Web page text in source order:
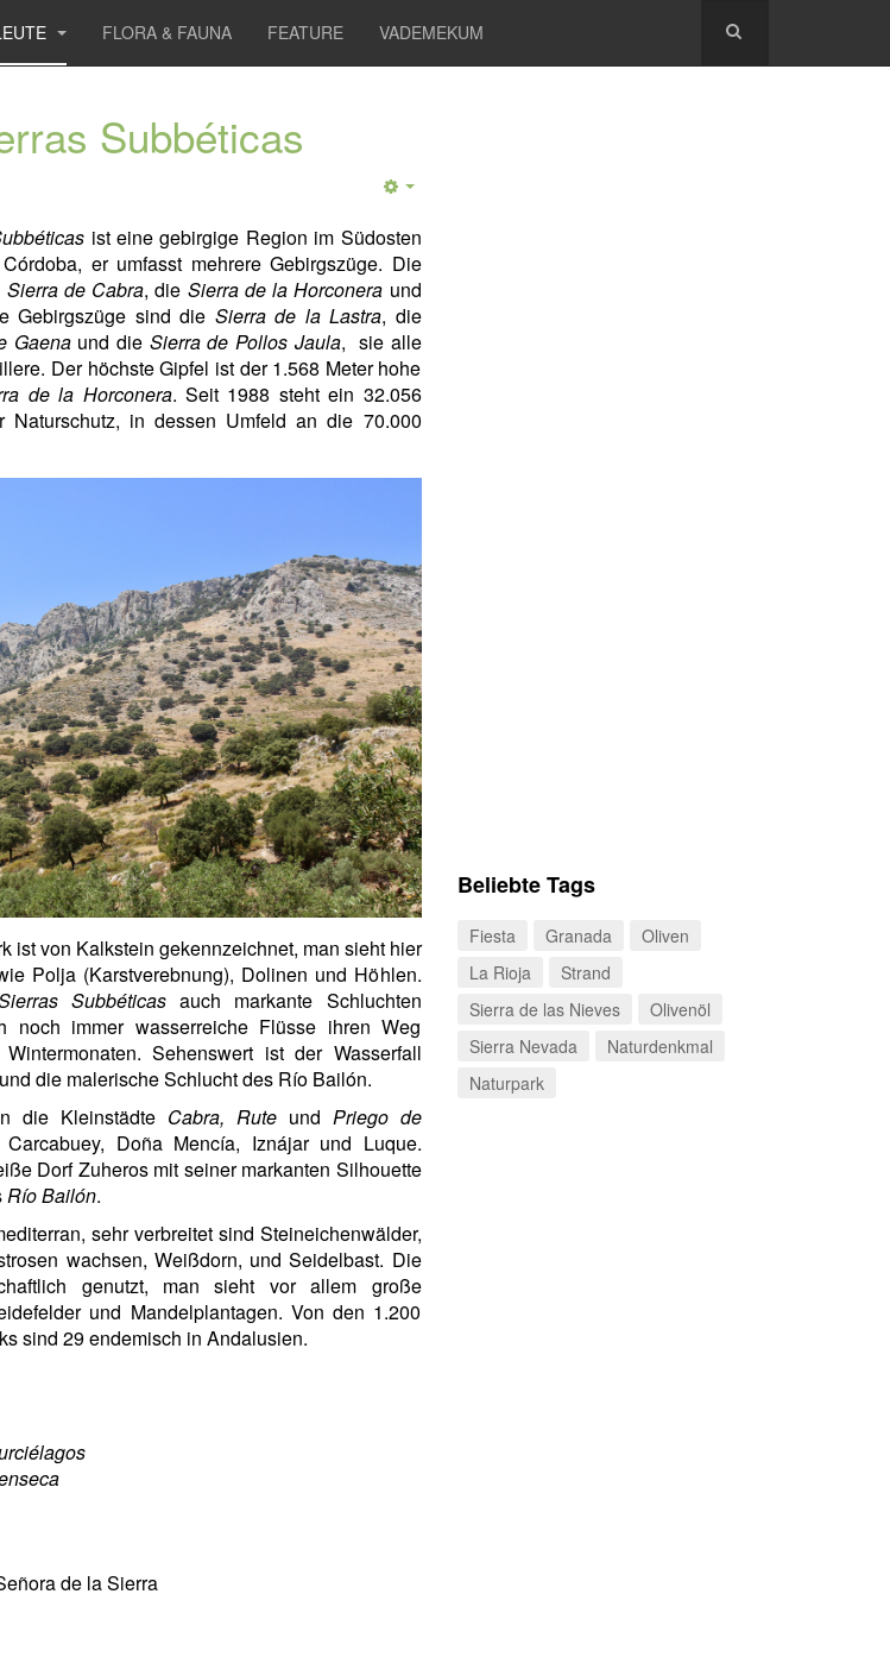
FLORA & FAUNA FEATURE VADEMEKUM
Subbéticas
ist eine gebirgige Region im Südosten
er umfasst mehrere Gebirgszüge. Die
Sierra de Cabra, die Sierra de la Horconera und
Gebirgszüge sind die Sierra de la Lastra, die
Gaenaund die Sierra de Pollos Jaula, sie alle
Der höchste Gipfel ist der 1.568 Meter hohe
de la Horconera. Seit 1988 steht ein 32.056
Naturschutz, in dessen Umfeld an die 70.000
ist von Kalkstein gekennzeichnet, man sieht hier
Polja (Karstverebnung), Dolinen und Höhlen.
Subbéticasauch markante Schluchten
noch immer wasserreiche Flüsse ihren Weg
Sehenswert ist der Wasserfall
die malerische Schlucht des Río Bailón.
die Kleinstädte Cabra, Rute und Priego de
Carcabuey, Doña Mencía, Iznájar und Luque.
Dorf Zuheros mit seiner markanten Silhouette
Río Bailón.
sehr verbreitet sind Steineichenwälder,
wachsen, Weißdorn, und Seidelbast. Die
genutzt, man sieht vor allem große
und Mandelplantagen. Von den 1.200
sind 29 endemisch in Andalusien.
de la Sierra
Beliebte Tags
Fiesta Granada
Oliven
La Rioja
Strand
Sierra de las Nieves
Olivenöl
Sierra Nevada
Naturdenkmal
Naturpark